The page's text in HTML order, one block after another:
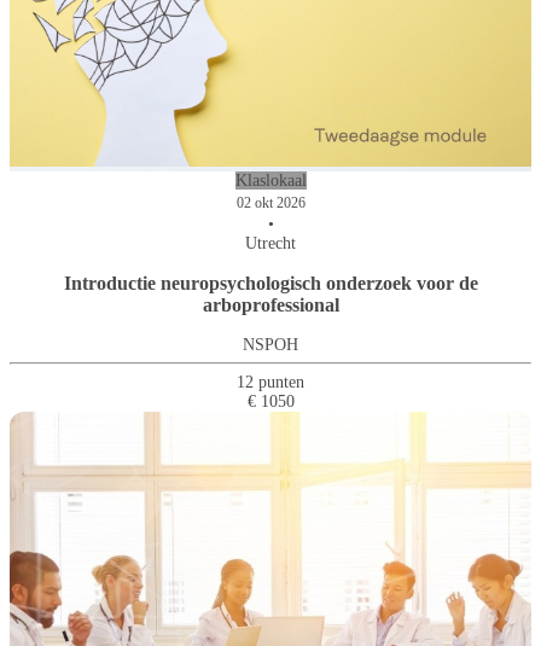
Klaslokaal
02 okt 2026
•
Utrecht
Introductie neuropsychologisch onderzoek voor de
arboprofessional
NSPOH
12 punten
€ 1050